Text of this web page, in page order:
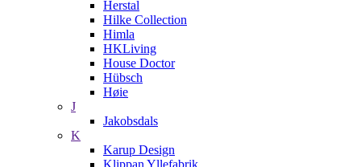
Herstal
Hilke Collection
Himla
HKLiving
House Doctor
Hübsch
Høie
J
Jakobsdals
K
Karup Design
Klippan Yllefabrik